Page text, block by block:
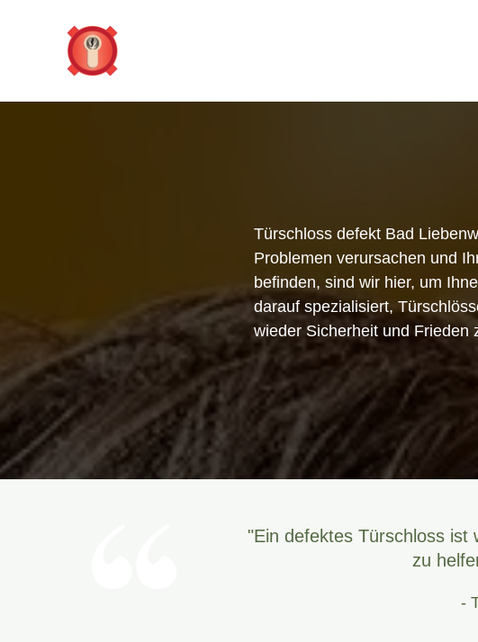
Türschloss defekt Bad
Problemen verursachen und
befinden, sind wir hier, um
darauf spezialisiert,
wieder Sicherheit und Frieden
"Ein defektes Türschloss ist
zu
-